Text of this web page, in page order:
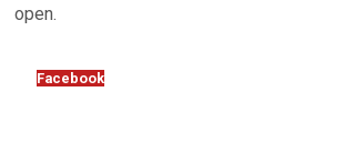
open.
Facebook